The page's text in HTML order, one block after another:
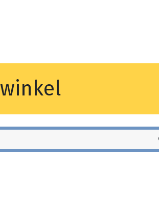
winkel